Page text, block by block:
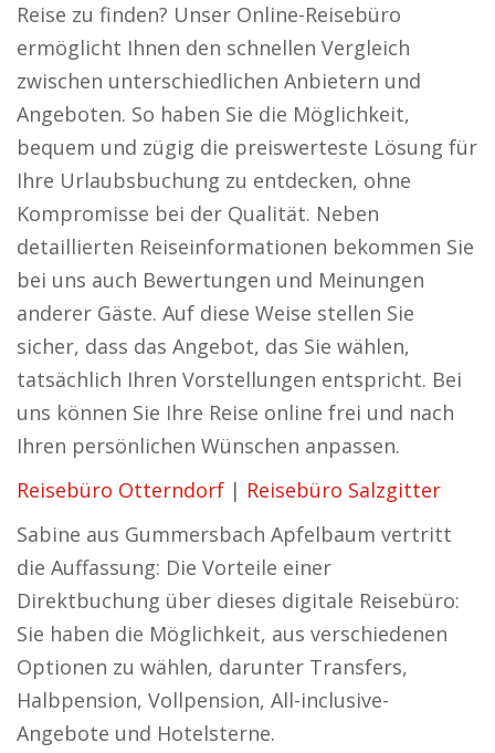
Reise zu finden? Unser Online-Reisebüro
ermöglicht Ihnen den schnellen Vergleich
zwischen unterschiedlichen Anbietern und
Angeboten. So haben Sie die Möglichkeit,
bequem und zügig die preiswerteste Lösung für
Ihre Urlaubsbuchung zu entdecken, ohne
Kompromisse bei der Qualität. Neben
detaillierten Reiseinformationen bekommen Sie
bei uns auch Bewertungen und Meinungen
anderer Gäste. Auf diese Weise stellen Sie
sicher, dass das Angebot, das Sie wählen,
tatsächlich Ihren Vorstellungen entspricht. Bei
uns können Sie Ihre Reise online frei und nach
Ihren persönlichen Wünschen anpassen.
Reisebüro Otterndorf | Reisebüro Salzgitter
Sabine aus Gummersbach Apfelbaum vertritt
die Auffassung: Die Vorteile einer
Direktbuchung über dieses digitale Reisebüro:
Sie haben die Möglichkeit, aus verschiedenen
Optionen zu wählen, darunter Transfers,
Halbpension, Vollpension, All-inclusive-
Angebote und Hotelsterne.